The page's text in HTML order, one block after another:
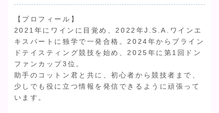
【プロフィール】
2021年にワインに目覚め、2022年J.S.A.ワインエ
キスパートに独学で一発合格。2024年からブライン
ドテイスティング競技を始め、2025年に第1回ドン
ファンカップ3位。
助手のコットン君と共に、初心者から競技者まで、
少しでも役に立つ情報を発信できるように頑張って
います。